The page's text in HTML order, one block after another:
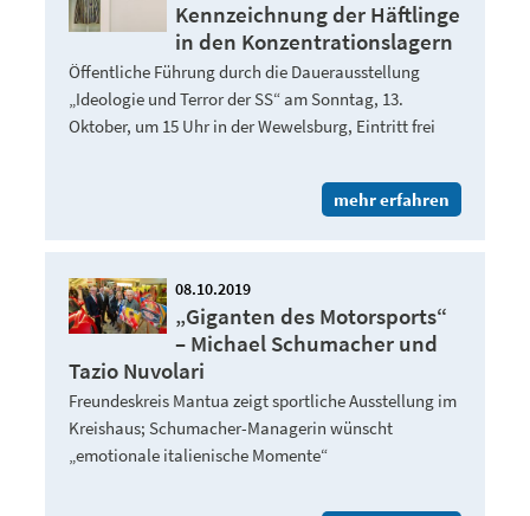
Kennzeichnung der Häftlinge
in den Konzentrationslagern
Öffentliche Führung durch die Dauerausstellung
„Ideologie und Terror der SS“ am Sonntag, 13.
Oktober, um 15 Uhr in der Wewelsburg, Eintritt frei
mehr erfahren
08.10.2019
„Giganten des Motorsports“
– Michael Schumacher und
Tazio Nuvolari
Freundeskreis Mantua zeigt sportliche Ausstellung im
Kreishaus; Schumacher-Managerin wünscht
„emotionale italienische Momente“